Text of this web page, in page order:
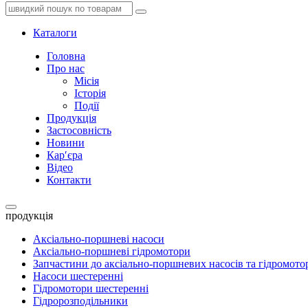
Каталоги
Головна
Про нас
Місія
Історія
Події
Продукція
Застосовність
Новини
Кар′єра
Відео
Контакти
продукція
Аксіально-поршневі насоси
Аксіально-поршневі гідромотори
Запчастини до аксіально-поршневих насосів та
Насоси шестеренні
Гідромотори шестеренні
Гідророзподільники